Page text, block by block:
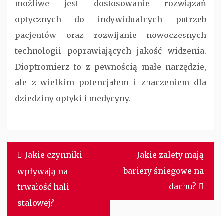
możliwe jest dostosowanie rozwiązań
optycznych do indywidualnych potrzeb
pacjentów oraz rozwijanie nowoczesnych
technologii poprawiających jakość widzenia.
Dioptromierz to z pewnością małe narzędzie,
ale z wielkim potencjałem i znaczeniem dla
dziedziny optyki i medycyny.
Nawigacja
wpisu
Jakie czynniki
wpływają na
trwałość hali
stalowej?
Jakie zalety mają
bariery śniegowe na
dachu?